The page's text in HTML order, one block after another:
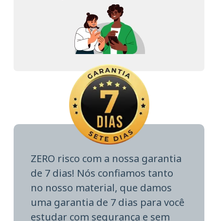
ZERO risco com a nossa garantia
de 7 dias! Nós confiamos tanto
no nosso material, que damos
uma garantia de 7 dias para você
estudar com segurança e sem